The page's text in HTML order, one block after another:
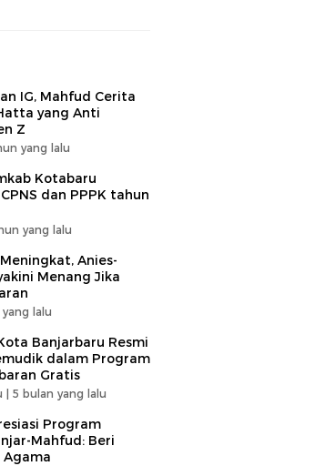
IG, Mahfud Cerita
yang Anti
Z
yang lalu
Kotabaru
dan PPPK tahun
yang lalu
Anies-
Menang Jika
lalu
Banjarbaru Resmi
dalam Program
Gratis
| 5 bulan yang lalu
Program
Mahfud: Beri